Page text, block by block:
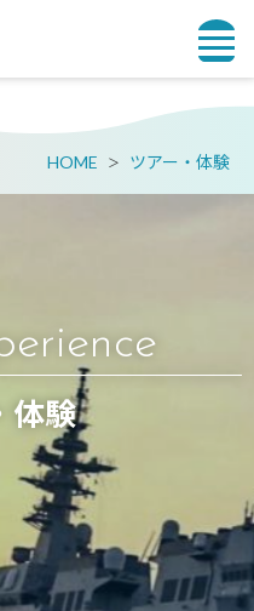
HOME ツアー・体験
体験